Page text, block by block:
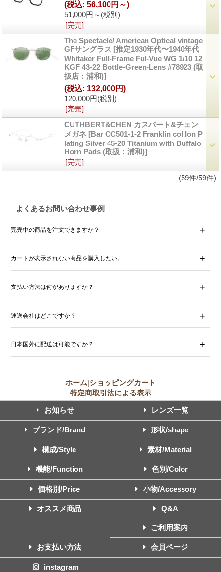
51,000円～ (税別)
(税込: 56,100円～)
[完売]
The Spectacle/ American Optical vintage
GFサングラス [推定1930年代〜1940年代
Whitaker Full-Frame Ful-Vue WG 1/10 12
KGF 43-22 Bottle-Green-Lens #78923 (取
扱店：浦和)]
120,000円(税別)
(税込: 132,000円)
[完売]
CUTHBERT&CHEN カスバート&チェン
メガネ [Bar CC501-1-2 Franklin col.Ion P
lating Silver 45-20 Titanium with Buffalo
Horn Pads (取扱：浦和)]
[完売]
(59件/59件)
よくあるお問い合わせ事例
完売中の商品を注文できますか？
カートが表示されない商品を購入したい。
支払い方法は何がありますか？
運送会社はどこですか？
日本国外に配送は可能ですか？
ホーム|ショッピングカート
特定商取引法による表示
お知らせ レンズ一覧
ブランド/Brand 形状/shape
構成/Style 素材/Material
機能/Function 色別/Color
価格別/Price 小物/Accessory
オススメ商品 Q&A
ご利用案内
お支払い方法 会員ページ
instagram